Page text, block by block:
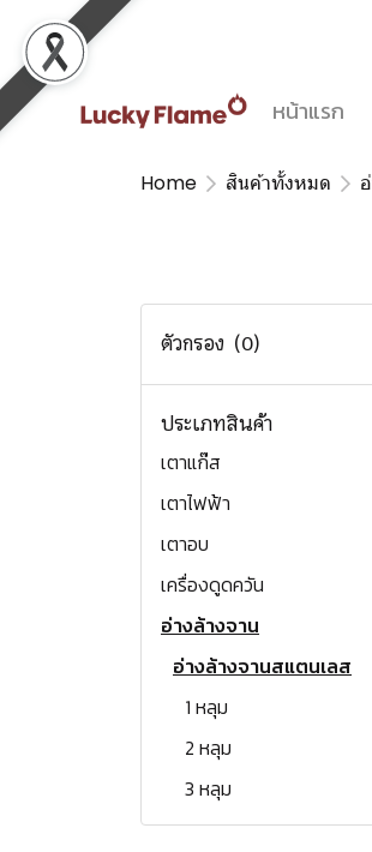
หน้าแรก
Home สินค้าทั้งหมด
ตัวกรอง (0)
ประเภทสินค้า
สินค้าทั้งหมด
สินค้ามาใหม่ New arrivals
สินค้าแนะนำ
สินค้าขายดี Trending now
เตาแก๊ส
เตาแก๊สตั้งโต๊ะ
เตาแก๊ส 1 หัว
เตาแก๊ส 2 หัว
โต๊ะวางเตาแก๊ส
เตาแก๊สแบบฝัง
เตาแก๊สฝังขนาด 30 ซม.
เตาแก๊สฝังขนาด 60 ซม.
เตาแก๊สฝังขนาด 70-80
เตาแก๊สฝังขนาด 80-90
เตาแก๊สพกพา
เตาทั่วไป
เตาปิ้งย่าง
หัวพ่นไฟ
แก๊สกระป๋อง
เตาแก๊สตั้งพื้น
เตาชั้น
เตาแก๊สตู้
เตาแก๊สพร้อมเตาอบ
เตาอบแก๊ส
เตาอบไฟฟ้าพร้อมเตา
เตาฟู่แรงดันสูง
เตาย่างแก๊ส
หม้อหุงข้าวแก๊ส
หัวเตาเหล็กหล่อ (ไม่มีขา)
เตาฟู่แรงดันสูง
เตาขนมครก
อุปกรณ์เสริมเตาแก๊ส
หัวปรับแรงดันต่ำ
เตาไฟฟ้า
เตาแม่เหล็กไฟฟ้า
เตาอินดักชั่นตั้งโต๊ะ
เตาอินดักชั่นแบบฝัง
ขนาด 30 ซม. (2 หัว)
ขนาด 70 ซม. (2 หัว)
ขนาด 60 ซม. (4 หัว)
เตาเซรามิคแบบฝัง
ขนาด 30 ซม. (2 หัว)
ขนาด 70 ซม. (2 หัว)
ขนาด 60 ซม. (4 หัว)
เตาแผ่นความร้อนแบบฝัง
ขนาด 30 ซม. (2 หัว)
เตาอบ
เตาอบแก๊ส
เตาอบไฟฟ้า
เตาติ๊ง ตั้งโต๊ะ
เตาอบไฟฟ้าแบบฝัง
เตาอบไฟฟ้าพร้อมเตาแก๊ส
เตาอบไมโครเวฟ
เตาอบไมโครเวฟตั้งโต๊ะ
เตาอบไมโครเวฟแบบฝัง
เครื่องดูดควัน
เครื่องดูดควันแขวนผนัง
แบบกระโจม
แบบ Slope
เครื่องดูดควันกลางห้อง
เครื่องดูดควันแบบหมุนเวียน
แบบสลิม
แบบรางเลื่อน
อุปกรณ์เสริมเครื่องดูดควัน
อ่างล้างจาน
อ่างล้างจานสแตนเลส
1 หลุม
2 หลุม
3 หลุม
มีที่พักจาน